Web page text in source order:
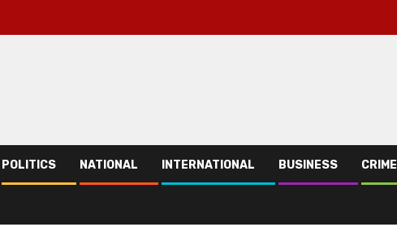
POLITICS NATIONAL INTERNATIONAL BUSINESS CRIME